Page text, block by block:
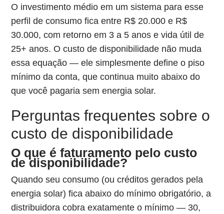
O investimento médio em um sistema para esse
perfil de consumo fica entre R$ 20.000 e R$
30.000, com retorno em 3 a 5 anos e vida útil de
25+ anos. O custo de disponibilidade não muda
essa equação — ele simplesmente define o piso
mínimo da conta, que continua muito abaixo do
que você pagaria sem energia solar.
Perguntas frequentes sobre o
custo de disponibilidade
O que é faturamento pelo custo
de disponibilidade?
Quando seu consumo (ou créditos gerados pela
energia solar) fica abaixo do mínimo obrigatório, a
distribuidora cobra exatamente o mínimo — 30,